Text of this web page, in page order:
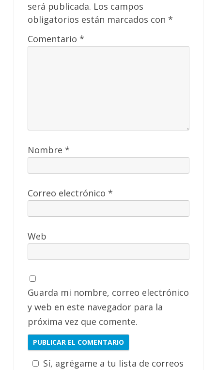
será publicada. Los campos
obligatorios están marcados con *
Comentario *
Nombre *
Correo electrónico *
Web
Guarda mi nombre, correo electrónico
y web en este navegador para la
próxima vez que comente.
Sí, agrégame a tu lista de correos